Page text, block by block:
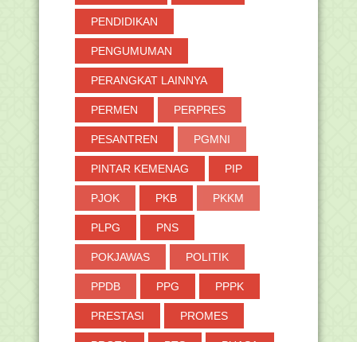
PENDIDIKAN
PENGUMUMAN
PERANGKAT LAINNYA
PERMEN PERPRES
PESANTREN PGMNI
PINTAR KEMENAG PIP
PJOK PKB PKKM
PLPG PNS
POKJAWAS POLITIK
PPDB PPG PPPK
PRESTASI PROMES